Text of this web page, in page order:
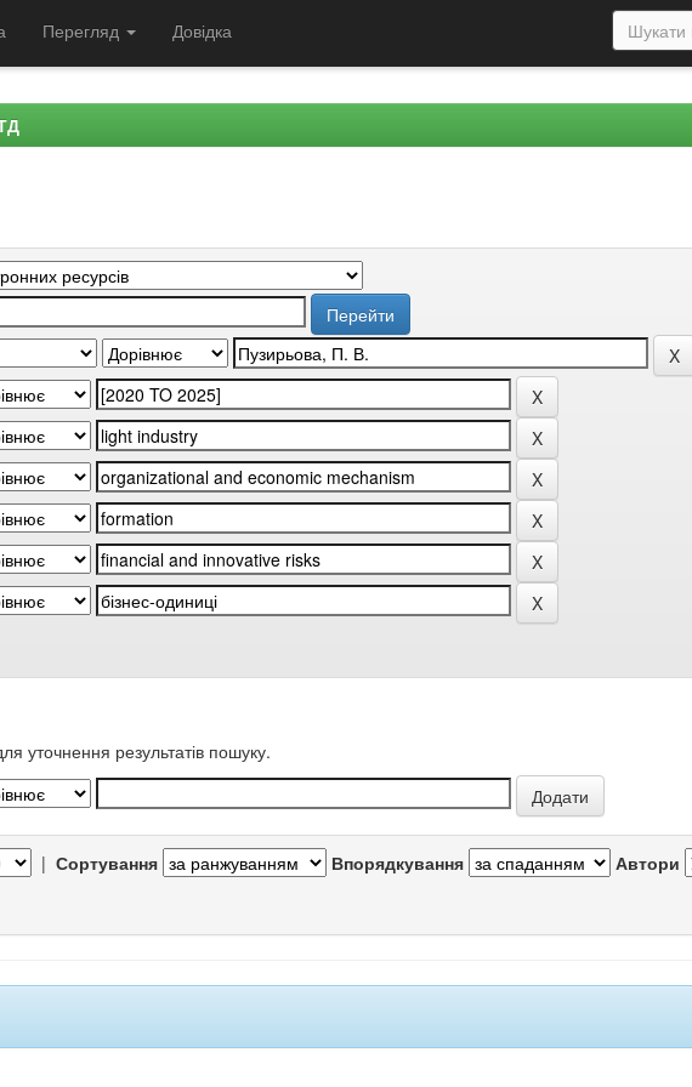
Перегляд Довідка
уточнення результатів пошуку.
| Сортування Впорядкування Автори